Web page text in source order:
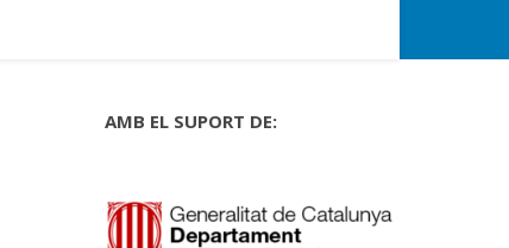
AMB EL SUPORT DE: